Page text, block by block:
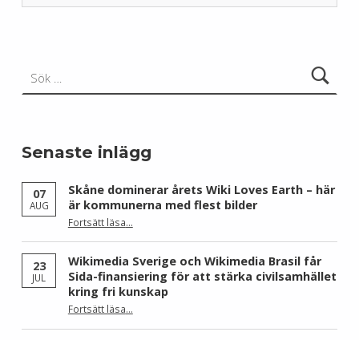
Skip back to main navigation
Senaste inlägg
07
AUG
Skåne dominerar årets Wiki Loves Earth – här
är kommunerna med flest bilder
Fortsätt läsa“Skåne dominerar årets Wiki Loves Earth – här är kommunerna med flest bilder”
…
23
JUL
Wikimedia Sverige och Wikimedia Brasil får
Sida-finansiering för att stärka civilsamhället
kring fri kunskap
Fortsätt läsa“Wikimedia Sverige och Wikimedia Brasil får Sida-finansiering för att stärka civilsamhället kring fri kunskap”
…